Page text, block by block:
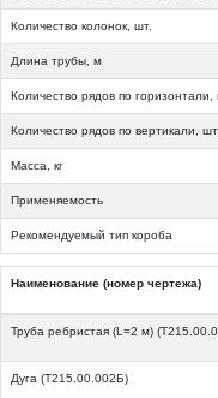
Количество колонок, шт.
Длина трубы, м
Количество рядов по горизонтали,
Количество рядов по вертикали, шт.
Масса, кг
Применяемость
Рекомендуемый тип короба
Наименование (номер чертежа)
Труба ребристая (L=2 м)
Дуга (Т215.00.002Б)